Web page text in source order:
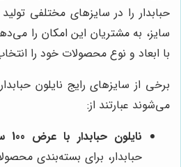
حبابدار را در سایزهای مختلفی
سایز، به مشتریان این امکان را
با ابعاد و نوع محصولات خود را
برخی از سایزهای رایج نایلون
می‌شوند عبارتند از:
نایلون حبابدار با عرض 100 سانتی‌متر:
حبابدار، برای بسته‌بندی